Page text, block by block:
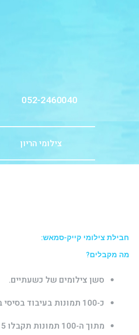
052-2460040
צילומי הריון
חבילת צילומי קייק-סמאש:
מה מקבלים?
סשן צילומים של כשעתיים.
כ-100 תמונות בעיבוד בסיסי באיכות הדפסה.
מתוך ה-100 תמונות תקבלו 15 תמונות מעובדות בפוטושופ באיכות הדפסה.